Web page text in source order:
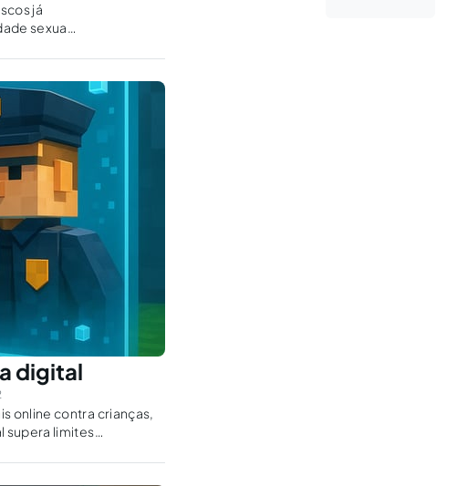
já
sexual
digital
online contra crianças,
supera limites